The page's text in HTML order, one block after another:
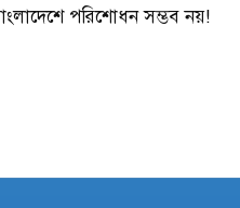
পরিশোধন সম্ভব নয়!